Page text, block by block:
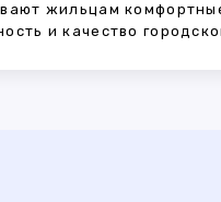
жильцам
и качество